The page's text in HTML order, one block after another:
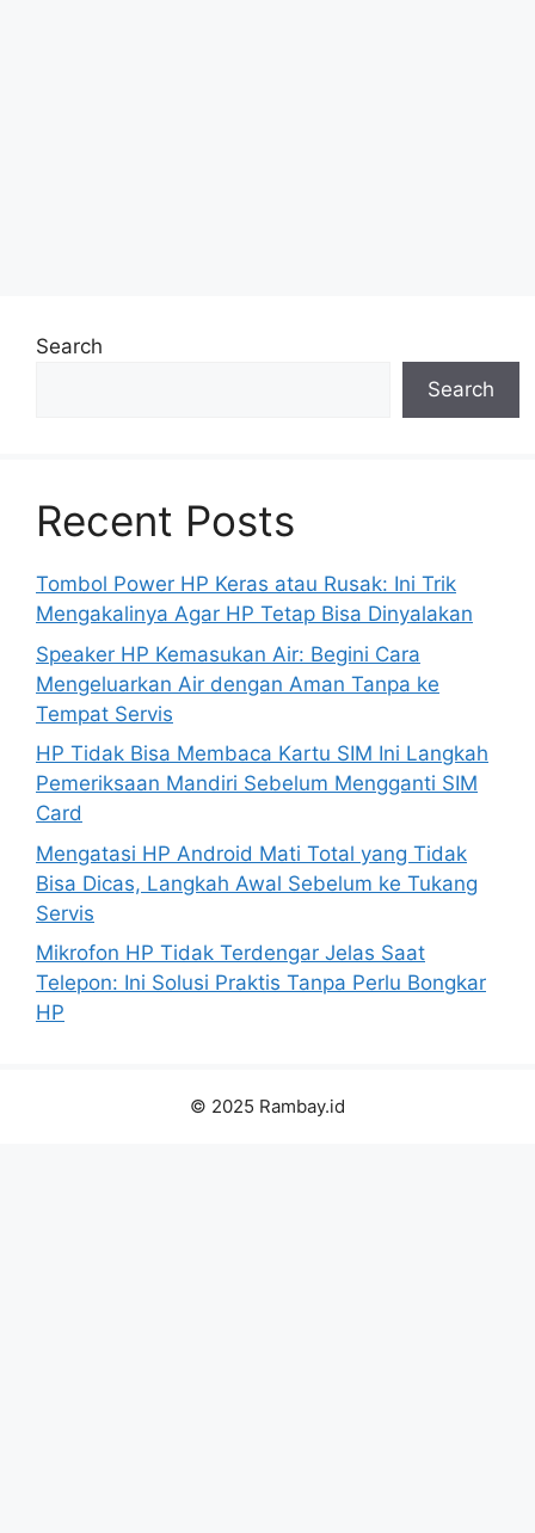
Search
Search
Recent Posts
Tombol Power HP Keras atau Rusak: Ini Trik
Mengakalinya Agar HP Tetap Bisa Dinyalakan
Speaker HP Kemasukan Air: Begini Cara
Mengeluarkan Air dengan Aman Tanpa ke
Tempat Servis
HP Tidak Bisa Membaca Kartu SIM Ini Langkah
Pemeriksaan Mandiri Sebelum Mengganti SIM
Card
Mengatasi HP Android Mati Total yang Tidak
Bisa Dicas, Langkah Awal Sebelum ke Tukang
Servis
Mikrofon HP Tidak Terdengar Jelas Saat
Telepon: Ini Solusi Praktis Tanpa Perlu Bongkar
HP
© 2025 Rambay.id